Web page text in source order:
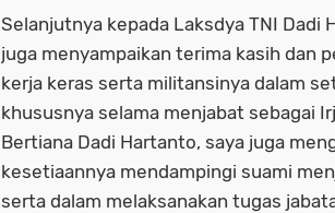
Selanjutnya kepada Laksdya TNI Dadi
juga menyampaikan terima kasih dan
kerja keras serta militansinya dalam
khususnya selama menjabat sebagai
Bertiana Dadi Hartanto, saya juga
kesetiaannya mendampingi suami
serta dalam melaksanakan tugas